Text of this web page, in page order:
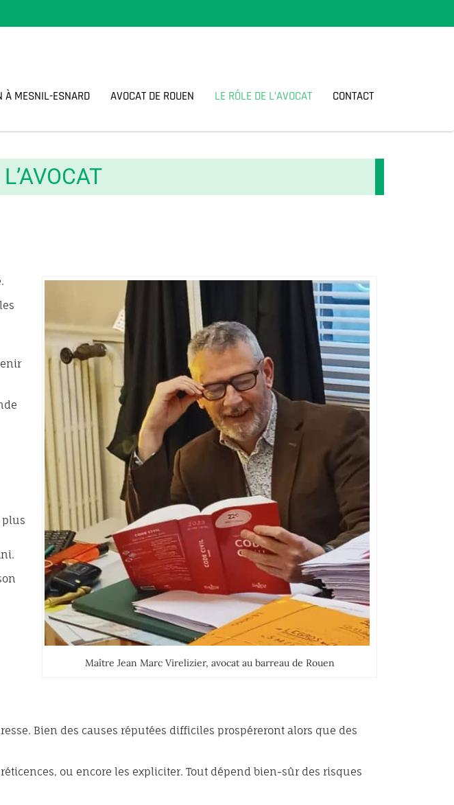
À MESNIL-ESNARD AVOCAT DE ROUEN LE RÔLE DE L’AVOCAT CONTACT
Maître Jean Marc Virelizier, avocat au barreau de Rouen
plus
Bien des causes réputées difficiles prospéreront alors que des
ou encore les expliciter. Tout dépend bien-sûr des risques